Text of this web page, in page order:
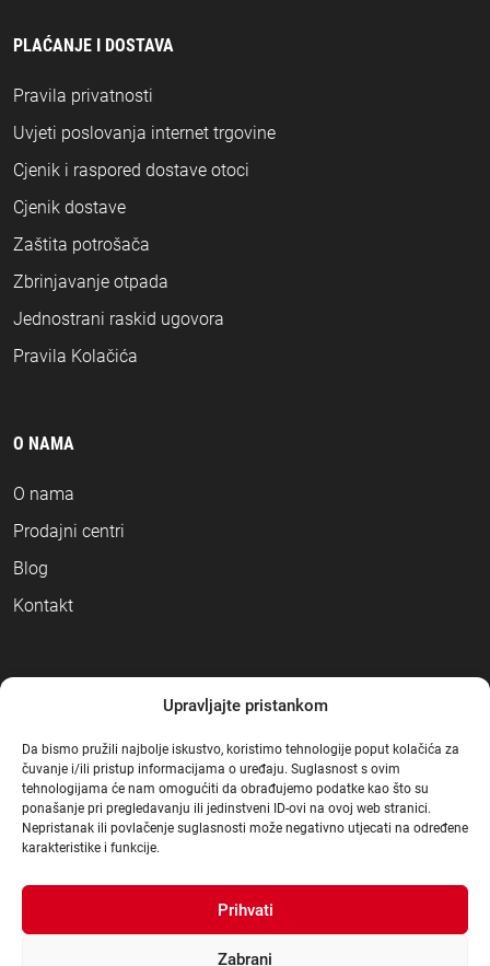
Upravljajte pristankom
Da bismo pružili najbolje iskustvo, koristimo tehnologije poput kolačića za
čuvanje i/ili pristup informacijama o uređaju. Suglasnost s ovim
tehnologijama će nam omogućiti da obrađujemo podatke kao što su
ponašanje pri pregledavanju ili jedinstveni ID-ovi na ovoj web stranici.
Nepristanak ili povlačenje suglasnosti može negativno utjecati na određene
karakteristike i funkcije.
Prihvati
Zabrani
PLAĆANJE I DOSTAVA
Pravila privatnosti
Uvjeti poslovanja internet trgovine
Cjenik i raspored dostave otoci
Cjenik dostave
Zaštita potrošača
Zbrinjavanje otpada
Jednostrani raskid ugovora
Pravila Kolačića
O NAMA
O nama
Prodajni centri
Blog
Kontakt